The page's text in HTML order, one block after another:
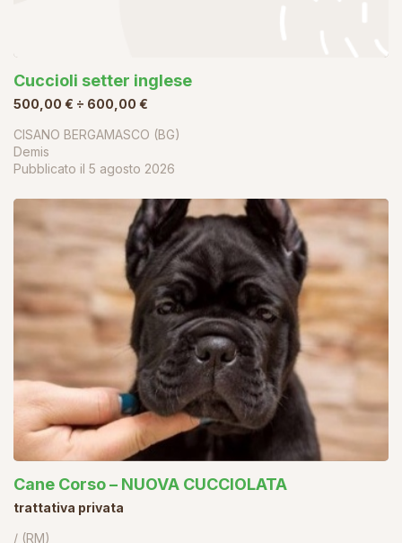
Cuccioli setter inglese
500,00 € ÷ 600,00 €
CISANO BERGAMASCO (BG)
Demis
Pubblicato il 5 agosto 2026
Cane Corso – NUOVA CUCCIOLATA
trattativa privata
/ (RM)